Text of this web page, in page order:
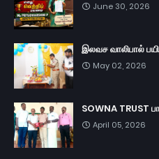
June 30, 2026
இலவச வாலிபால்
May 02, 2026
SOWNA TRUST
April 05, 2026